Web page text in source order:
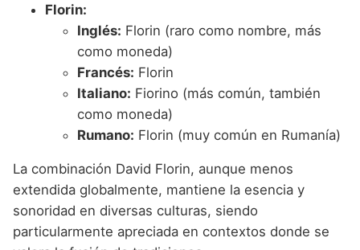
Florin:
Inglés: Florin (raro como nombre, más
como moneda)
Francés: Florin
Italiano: Fiorino (más común, también
como moneda)
Rumano: Florin (muy común en Rumanía)
La combinación David Florin, aunque menos
extendida globalmente, mantiene la esencia y
sonoridad en diversas culturas, siendo
particularmente apreciada en contextos donde se